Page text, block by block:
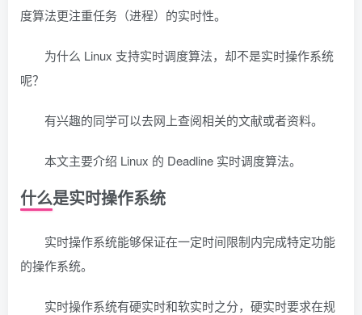
度算法更注重任务（进程）的实时性。
为什么 Linux 支持实时调度算法，却不是实时操作系统
呢？
有兴趣的同学可以去网上查阅相关的文献或者资料。
本文主要介绍 Linux 的 Deadline 实时调度算法。
什么是实时操作系统
实时操作系统能够保证在一定时间限制内完成特定功能
的操作系统。
实时操作系统有硬实时和软实时之分，硬实时要求在规